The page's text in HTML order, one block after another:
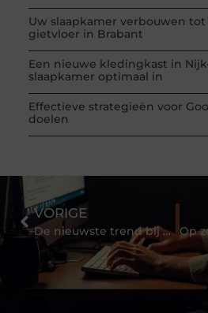
Uw slaapkamer verbouwen
gietvloer in Brabant
Een nieuwe kledingkast in
slaapkamer optimaal in
Effectieve strategieën voor
doelen
VORIGE
De nieuwste trend bij Kapper Soest